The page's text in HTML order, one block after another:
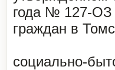
года № 127-ОЗ
граждан в
социально-